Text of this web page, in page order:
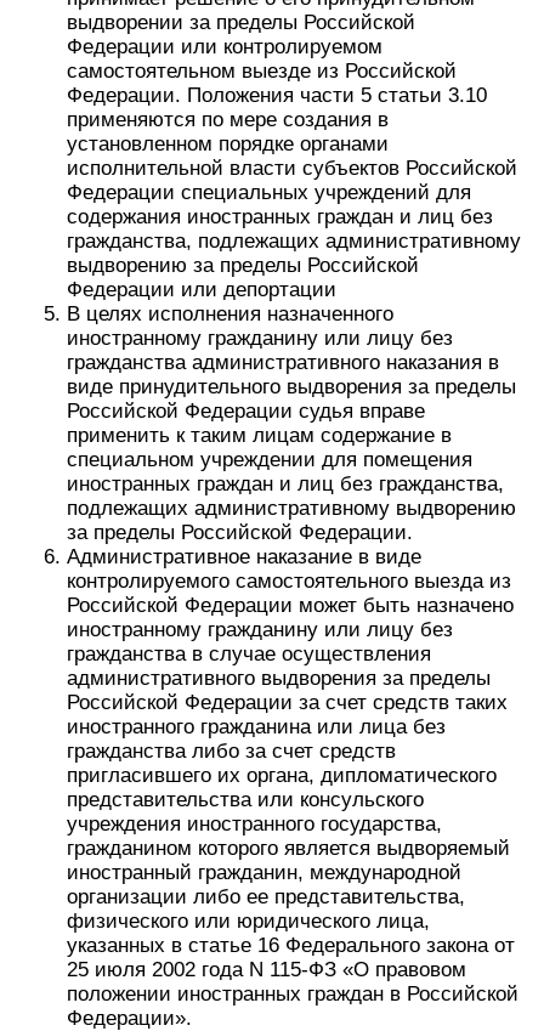
выдворении за пределы Российской
Федерации или контролируемом
самостоятельном выезде из Российской
Федерации. Положения части 5 статьи 3.10
применяются по мере создания в
установленном порядке органами
исполнительной власти субъектов Российской
Федерации специальных учреждений для
содержания иностранных граждан и лиц без
гражданства, подлежащих административному
выдворению за пределы Российской
Федерации или депортации
В целях исполнения назначенного
иностранному гражданину или лицу без
гражданства административного наказания в
виде принудительного выдворения за пределы
Российской Федерации судья вправе
применить к таким лицам содержание в
специальном учреждении для помещения
иностранных граждан и лиц без гражданства,
подлежащих административному выдворению
за пределы Российской Федерации.
Административное наказание в виде
контролируемого самостоятельного выезда из
Российской Федерации может быть назначено
иностранному гражданину или лицу без
гражданства в случае осуществления
административного выдворения за пределы
Российской Федерации за счет средств таких
иностранного гражданина или лица без
гражданства либо за счет средств
пригласившего их органа, дипломатического
представительства или консульского
учреждения иностранного государства,
гражданином которого является выдворяемый
иностранный гражданин, международной
организации либо ее представительства,
физического или юридического лица,
указанных в статье 16 Федерального закона от
25 июля 2002 года N 115-ФЗ «О правовом
положении иностранных граждан в Российской
Федерации».